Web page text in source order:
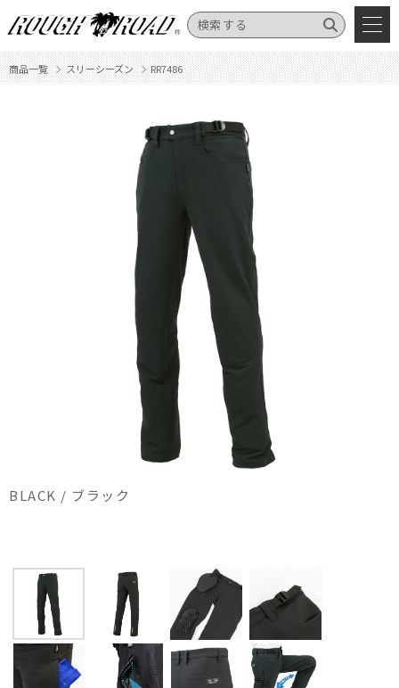
商品一覧 スリーシーズン RR7486
BLACK / ブラック